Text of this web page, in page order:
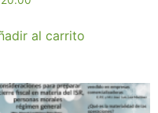
al carrito